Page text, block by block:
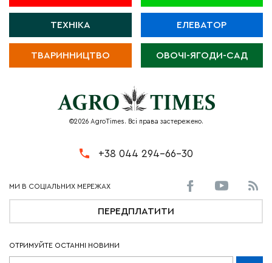
ТЕХНІКА ЕЛЕВАТОР
ТВАРИННИЦТВО ОВОЧІ-ЯГОДИ-САД
©2026 AgroTimes. Всі права застережено.
+38 044 294-66-30
ПЕРЕДПЛАТИТИ
ОТРИМУЙТЕ ОСТАННІ НОВИНИ